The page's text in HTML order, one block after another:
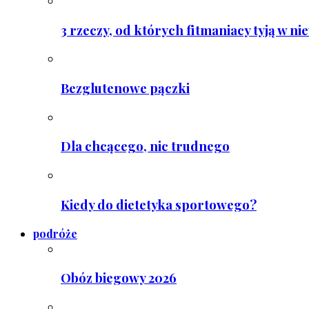
3 rzeczy, od których fitmaniacy tyją w
Bezglutenowe pączki
Dla chcącego, nic trudnego
Kiedy do dietetyka sportowego?
podróże
Obóz biegowy 2026